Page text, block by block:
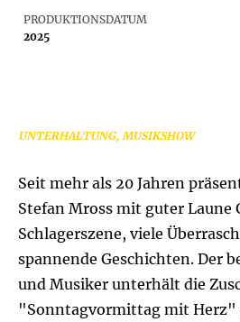
PRODUKTIONSDATUM
2025
UNTERHALTUNG, MUSIKSHOW
Seit mehr als 20 Jahren
Stefan Mross mit guter Laune
Schlagerszene, viele
spannende Geschichten. Der
und Musiker unterhält die
"Sonntagvormittag mit Herz"